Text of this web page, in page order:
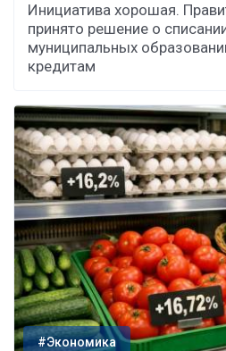
Инициатива хорошая.
принято решение о
муниципальных
кредитам
#Экономика